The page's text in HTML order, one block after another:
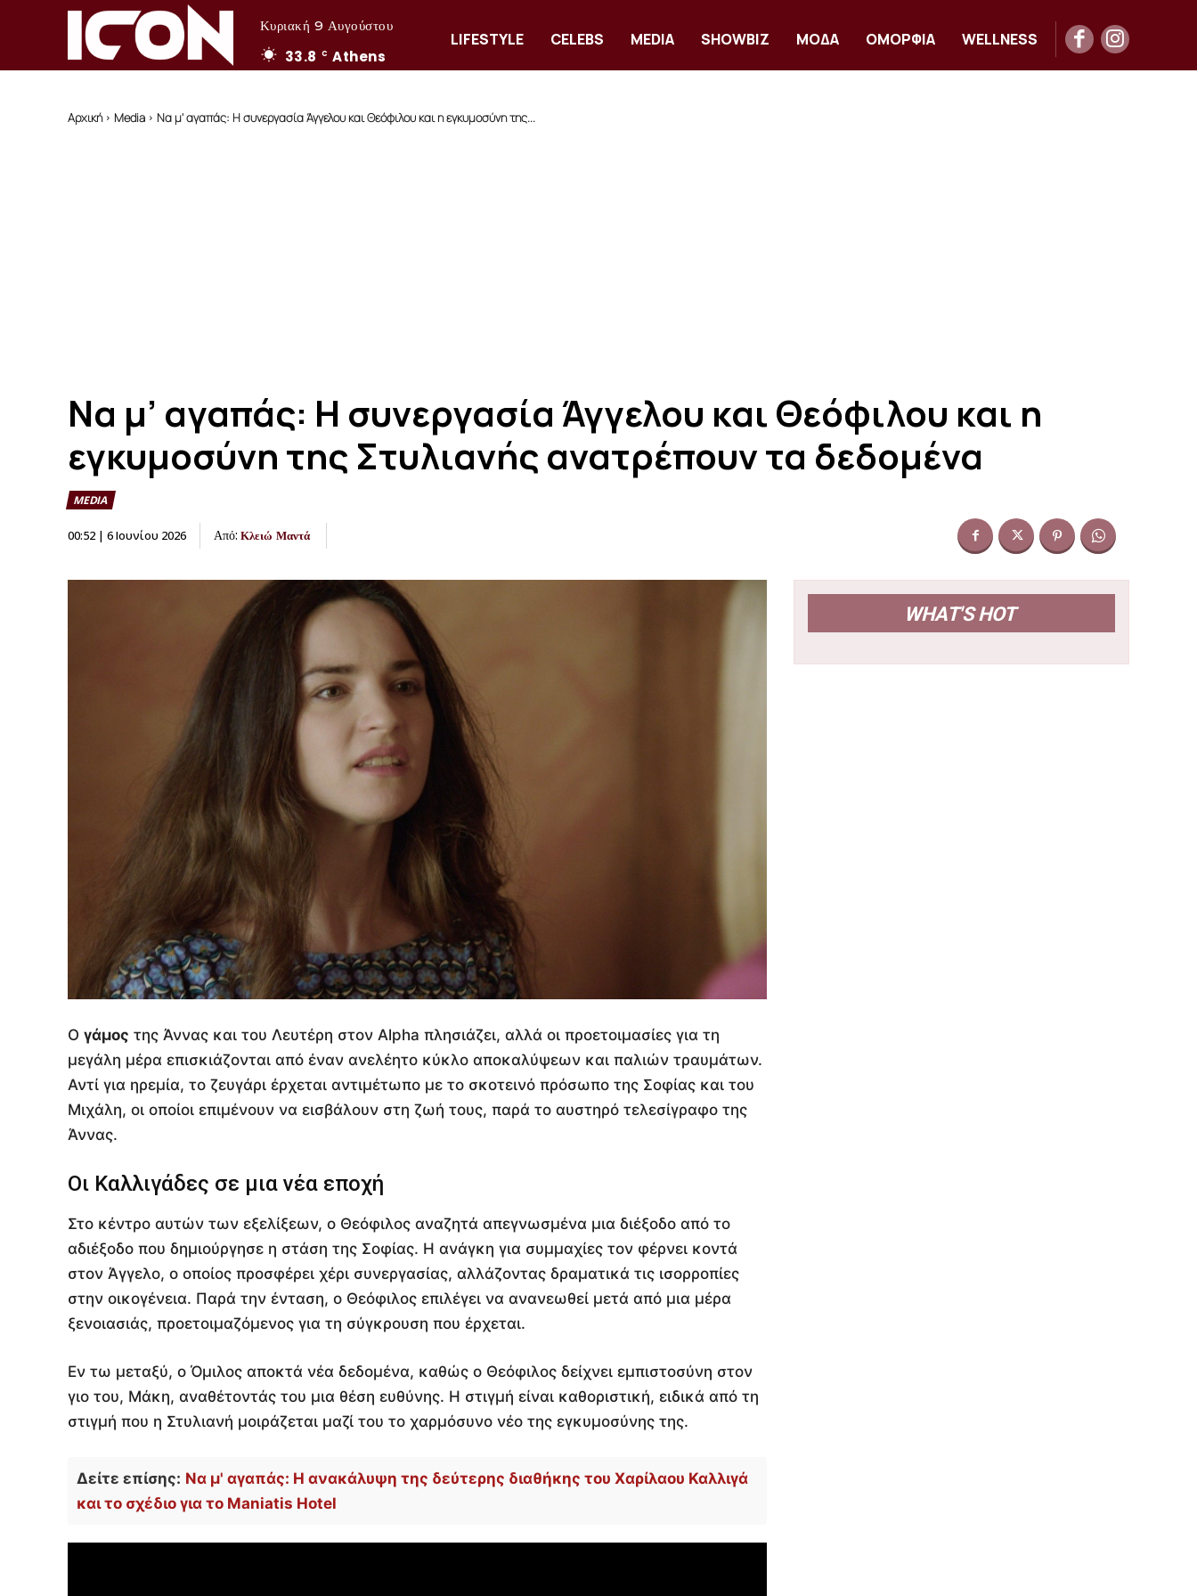
Κυριακή 9 Αυγούστου
33.8 C Athens
LIFESTYLE CELEBS MEDIA SHOWBIZ ΜΟΔΑ ΟΜΟΡΦΙΑ WELLNESS
Αρχική Media Να μ' αγαπάς: Η συνεργασία Άγγελου και Θεόφιλου και η εγκυμοσύνη της...
Να μ’ αγαπάς: Η συνεργασία Άγγελου και Θεόφιλου και η
εγκυμοσύνη της Στυλιανής ανατρέπουν τα δεδομένα
MEDIA
00:52 | 6 Ιουνίου 2026 Από: Κλειώ Μαντά
Ο γάμος της Άννας και του Λευτέρη στον Alpha πλησιάζει, αλλά οι προετοιμασίες για τη
μεγάλη μέρα επισκιάζονται από έναν ανελέητο κύκλο αποκαλύψεων και παλιών τραυμάτων.
Αντί για ηρεμία, το ζευγάρι έρχεται αντιμέτωπο με το σκοτεινό πρόσωπο της Σοφίας και του
Μιχάλη, οι οποίοι επιμένουν να εισβάλουν στη ζωή τους, παρά το αυστηρό τελεσίγραφο της
Άννας.
Οι Καλλιγάδες σε μια νέα εποχή
Στο κέντρο αυτών των εξελίξεων, ο Θεόφιλος αναζητά απεγνωσμένα μια διέξοδο από το
αδιέξοδο που δημιούργησε η στάση της Σοφίας. Η ανάγκη για συμμαχίες τον φέρνει κοντά
στον Άγγελο, ο οποίος προσφέρει χέρι συνεργασίας, αλλάζοντας δραματικά τις ισορροπίες
στην οικογένεια. Παρά την ένταση, ο Θεόφιλος επιλέγει να ανανεωθεί μετά από μια μέρα
ξενοιασιάς, προετοιμαζόμενος για τη σύγκρουση που έρχεται.
Εν τω μεταξύ, ο Όμιλος αποκτά νέα δεδομένα, καθώς ο Θεόφιλος δείχνει εμπιστοσύνη στον
γιο του, Μάκη, αναθέτοντάς του μια θέση ευθύνης. Η στιγμή είναι καθοριστική, ειδικά από τη
στιγμή που η Στυλιανή μοιράζεται μαζί του το χαρμόσυνο νέο της εγκυμοσύνης της.
Δείτε επίσης: Να μ' αγαπάς: Η ανακάλυψη της δεύτερης διαθήκης του Χαρίλαου Καλλιγά
και το σχέδιο για το Maniatis Hotel
WHAT'S HOT